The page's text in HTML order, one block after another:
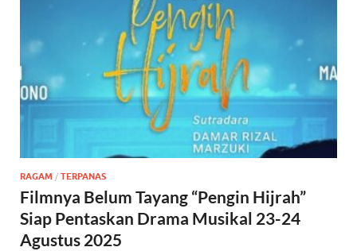
RAGAM / TERPANAS
Filmnya Belum Tayang “Pengin Hijrah”
Siap Pentaskan Drama Musikal 23-24
Agustus 2025